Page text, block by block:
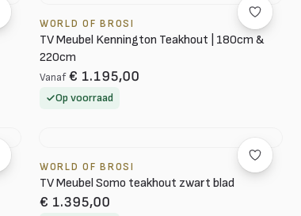
WORLD OF BROSI
TV Meubel Kennington Teakhout | 180cm &
220cm
Vanaf € 1.195,00
Op voorraad
WORLD OF BROSI
TV Meubel Somo teakhout zwart blad
€ 1.395,00